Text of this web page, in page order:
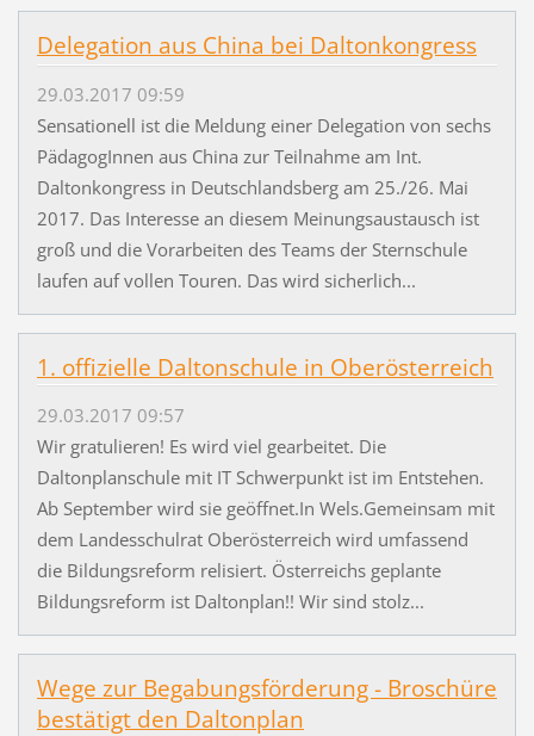
Delegation aus China bei Daltonkongress
29.03.2017 09:59
Sensationell ist die Meldung einer Delegation von sechs
PädagogInnen aus China zur Teilnahme am Int.
Daltonkongress in Deutschlandsberg am 25./26. Mai
2017. Das Interesse an diesem Meinungsaustausch ist
groß und die Vorarbeiten des Teams der Sternschule
laufen auf vollen Touren. Das wird sicherlich...
1. offizielle Daltonschule in Oberösterreich
29.03.2017 09:57
Wir gratulieren! Es wird viel gearbeitet. Die
Daltonplanschule mit IT Schwerpunkt ist im Entstehen.
Ab September wird sie geöffnet.In Wels.Gemeinsam mit
dem Landesschulrat Oberösterreich wird umfassend
die Bildungsreform relisiert. Österreichs geplante
Bildungsreform ist Daltonplan!! Wir sind stolz...
Wege zur Begabungsförderung - Broschüre
bestätigt den Daltonplan